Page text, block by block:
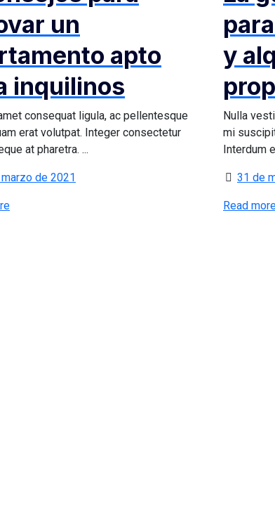
un
apto
inquilinos
consequat ligula, ac pellentesque
erat volutpat. Integer consectetur
at pharetra. ...
de 2021
y
Nulla
mi
Interdum
31 de
Read